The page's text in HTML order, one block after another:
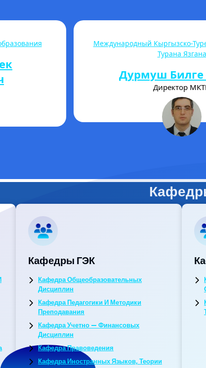
им.
Высшая школа
Директор
Кафедры ГЭК
Кафедра Общеобразовательных
Дисциплин
Кафедра Педагогики И Методики
Преподавания
Кафедра Учетно — Финансовых
Дисциплин
Кафедра Правоведения
Кафедра Иностранных Языков, Теории